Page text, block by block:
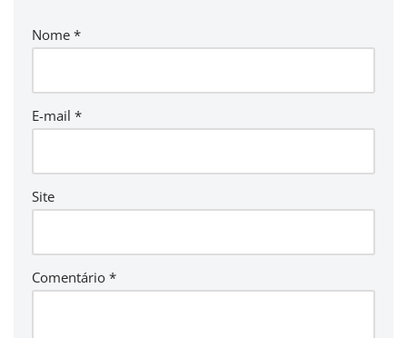
Nome *
E-mail *
Site
Comentário *